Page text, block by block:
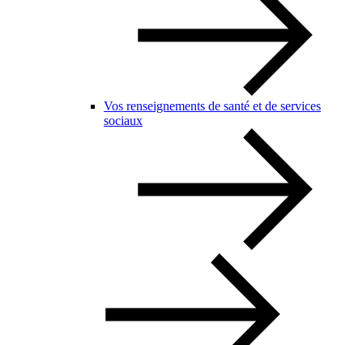
Vos renseignements de santé et de services
sociaux